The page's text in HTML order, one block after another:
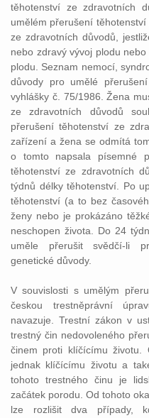
těhotenství ze zdravotních
umělém přerušení
ze zdravotních důvodů,
nebo zdravý vývoj plodu
plodu. Seznam nemocí,
důvody pro umělé
vyhlášky č. 75/1986. Žena
ze zdravotních důvodů
přerušení těhotenství ze
zařízení a žena se odmítá
o tomto napsala písemné
těhotenství ze zdravotních
týdnů délky těhotenství. Po
těhotenství (a to bez
ženy nebo je prokázáno
neschopen života. Do 24
uměle přerušit svědčí-li
genetické důvody.
V souvislosti s umělým
českou trestněprávní
navazuje. Trestní zákon v
trestný čin nedovoleného
činem proti klíčícímu životu.
jednak klíčícímu životu a
tohoto trestného činu je
začátek porodu. Od tohoto
lze rozlišit dva případy,